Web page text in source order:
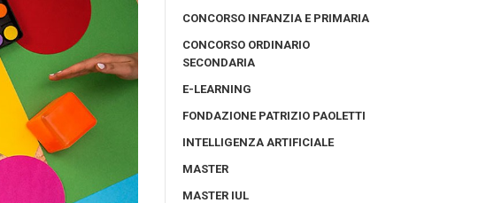
CONCORSO INFANZIA E PRIMARIA
CONCORSO ORDINARIO
SECONDARIA
E-LEARNING
FONDAZIONE PATRIZIO PAOLETTI
INTELLIGENZA ARTIFICIALE
MASTER
MASTER IUL